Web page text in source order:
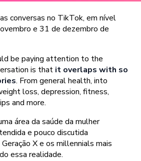
conversas no TikTok, em nível
e 31 de dezembro de
be paying attention to the
is that it overlaps with so
. From general health, into
loss, depression, fitness,
and more.
área da saúde da mulher
e pouco discutida
X e os millennials mais
essa realidade.